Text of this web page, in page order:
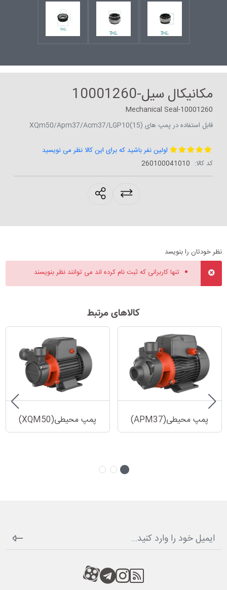
مکانیکال سیل-10001260
Mechanical Seal-10001260
قابل استفاده در پمپ های (XQm50/Apm37/Acm37/LGP10(15
اولین نفر باشید که برای این کالا نظر می نویسید
کد کالا: ‎260100041010
products.sharing
نظر خودتان را بنویسد
تنها کاربرانی که ثبت نام کرده اند می توانند نظر بنویسند
کالاهای مرتبط
پمپ محیطی(APM37) پمپ محیطی(XQM50)
RSS
کانال آپارات
کانال تلگرام
کانال آپارات